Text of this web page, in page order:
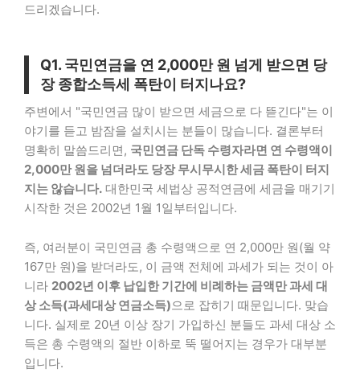
드리겠습니다.
Q1. 국민연금을 연 2,000만 원 넘게 받으면 당
장 종합소득세 폭탄이 터지나요?
주변에서 "국민연금 많이 받으면 세금으로 다 뜯긴다"는 이
야기를 듣고 밤잠을 설치시는 분들이 많습니다. 결론부터
명확히 말씀드리면, 국민연금 단독 수령자라면 연 수령액이
2,000만 원을 넘더라도 당장 무시무시한 세금 폭탄이 터지
지는 않습니다. 대한민국 세법상 공적연금에 세금을 매기기
시작한 것은 2002년 1월 1일부터입니다.
즉, 여러분이 국민연금 총 수령액으로 연 2,000만 원(월 약
167만 원)을 받더라도, 이 금액 전체에 과세가 되는 것이 아
니라 2002년 이후 납입한 기간에 비례하는 금액만 과세 대
상 소득(과세대상 연금소득)으로 잡히기 때문입니다. 맞습
니다. 실제로 20년 이상 장기 가입하신 분들도 과세 대상 소
득은 총 수령액의 절반 이하로 뚝 떨어지는 경우가 대부분
입니다.